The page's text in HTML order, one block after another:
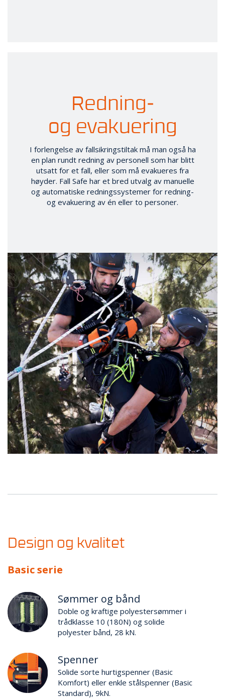
Redning-
og evakuering
I forlengelse av fallsikringstiltak må man også ha
en plan rundt redning av personell som har blitt
utsatt for et fall, eller som må evakueres fra
høyder. Fall Safe har et bred utvalg av manuelle
og automatiske redningssystemer for redning-
og evakuering av én eller to personer.
Design og kvalitet
Basic serie
Sømmer og bånd
Doble og kraftige polyestersømmer i
trådklasse 10 (180N) og solide
polyester bånd, 28 kN.
Spenner
Solide sorte hurtigspenner (Basic
Komfort) eller enkle stålspenner (Basic
Standard), 9kN.